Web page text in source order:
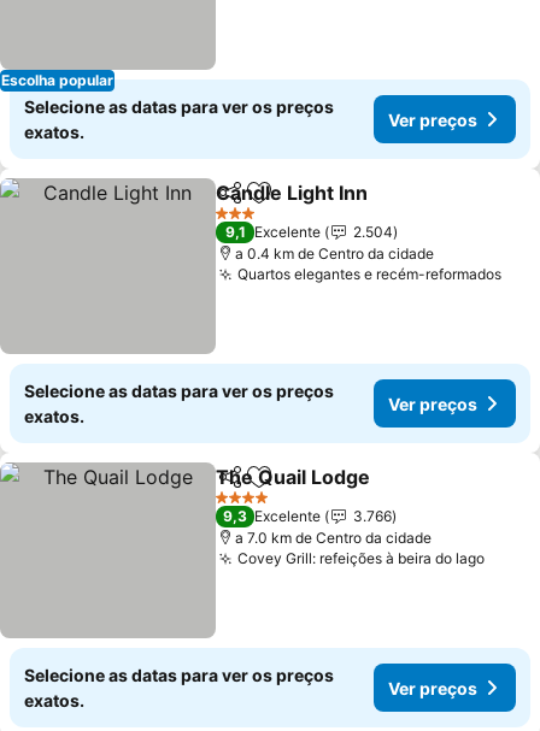
Escolha popular
Selecione as datas para ver os preços
exatos.
Ver preços
PartilharAdicionar aos favoritos
Candle Light Inn
3 Estrelas
9,1 Excelente
2.504
a 0.4 km de Centro da cidade
Quartos elegantes e recém-reformados
Selecione as datas para ver os preços
exatos.
Ver preços
PartilharAdicionar aos favoritos
The Quail Lodge
4 Estrelas
9,3 Excelente
3.766
a 7.0 km de Centro da cidade
Covey Grill: refeições à beira do lago
Selecione as datas para ver os preços
exatos.
Ver preços